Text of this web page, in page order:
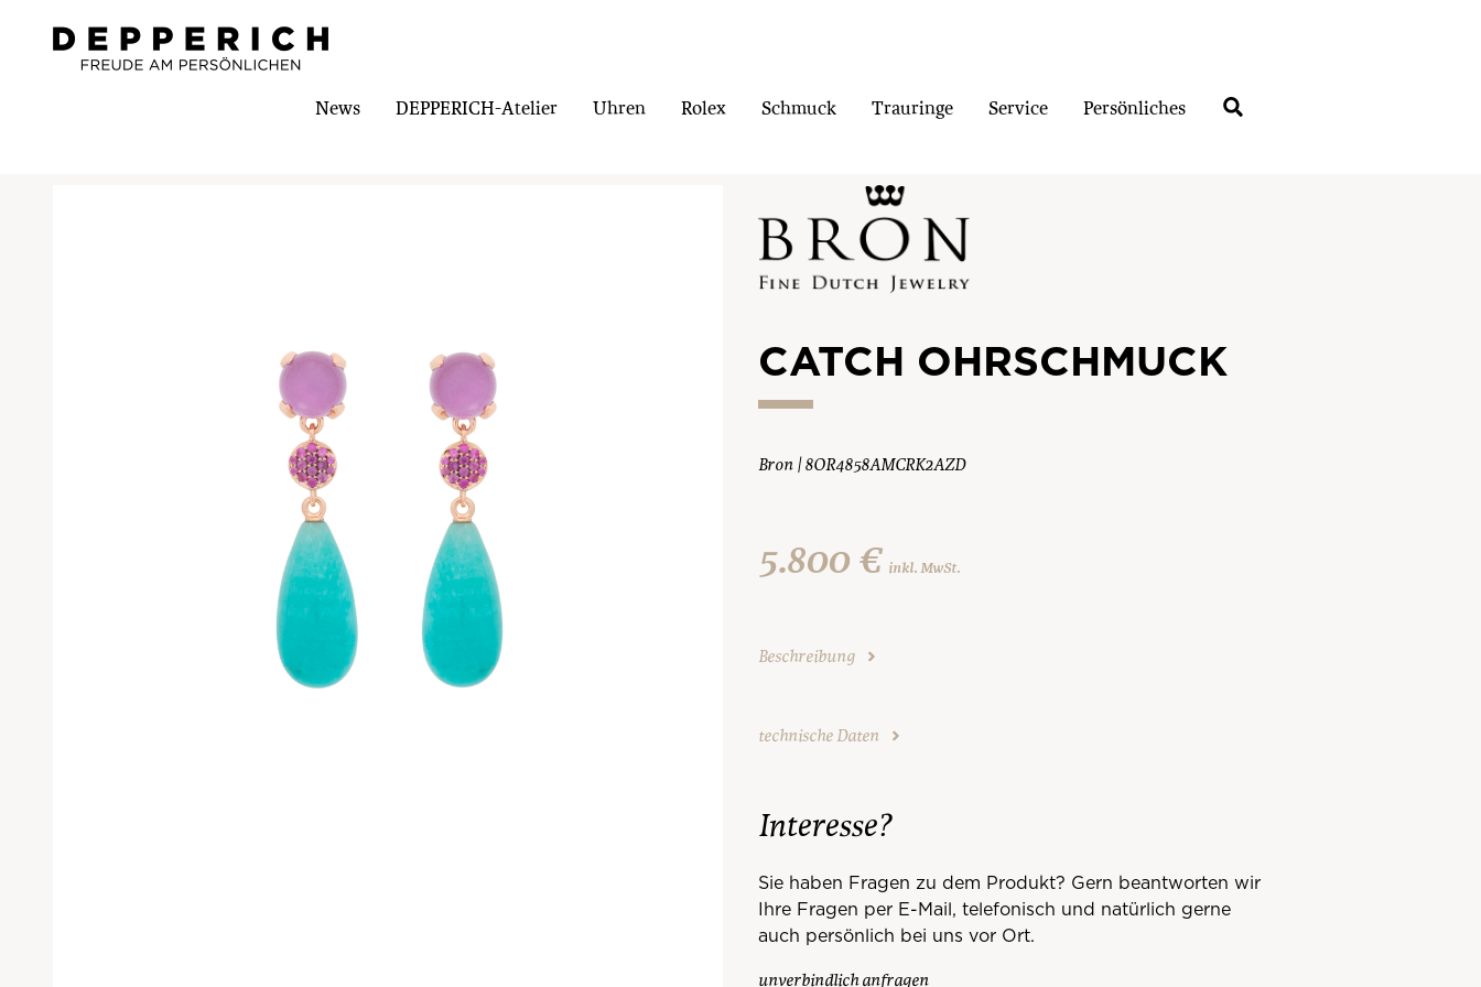
News DEPPERICH-Atelier Uhren Rolex Schmuck Trauringe Service Persönliches
CATCH OHRSCHMUCK
Bron | 8OR4858AMCRK2AZD
5.800 € inkl. MwSt.
Beschreibung
technische Daten
Interesse?
Sie haben Fragen zu dem Produkt? Gern beantworten wir
Ihre Fragen per E-Mail, telefonisch und natürlich gerne
auch persönlich bei uns vor Ort.
unverbindlich anfragen